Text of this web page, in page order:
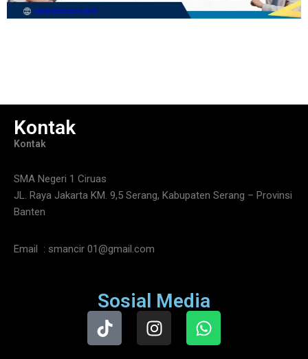
Kontak
Kontak
SMA Negeri 1 Ciruas
JL. Raya Jakarta KM. 9,5 Serang, Kabupaten Serang – Provinsi
Banten
Email : smancir 01@gmail.com
Sosial Media